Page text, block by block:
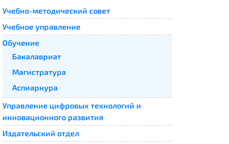
Учебно-методический совет
Учебное управление
Обучение
Бакалавриат
Магистратура
Аспиарнура
Управление цифровых технологий и
инновационного развития
Издательский отдел